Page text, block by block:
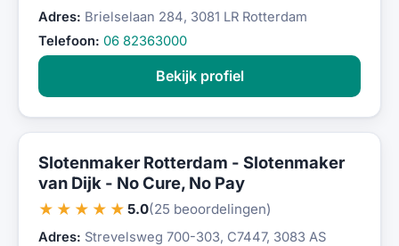
Adres: Brielselaan 284, 3081 LR Rotterdam
Telefoon: 06 82363000
Bekijk profiel
Slotenmaker Rotterdam - Slotenmaker
van Dijk - No Cure, No Pay
★★★★★ 5.0(25 beoordelingen)
Adres: Strevelsweg 700-303, C7447, 3083 AS